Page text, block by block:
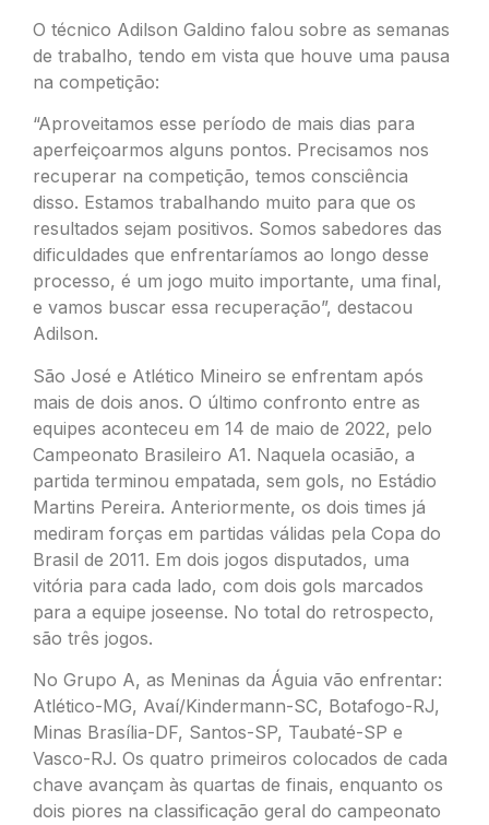
O técnico Adilson Galdino falou sobre as semanas
de trabalho, tendo em vista que houve uma pausa
na competição:
“Aproveitamos esse período de mais dias para
aperfeiçoarmos alguns pontos. Precisamos nos
recuperar na competição, temos consciência
disso. Estamos trabalhando muito para que os
resultados sejam positivos. Somos sabedores das
dificuldades que enfrentaríamos ao longo desse
processo, é um jogo muito importante, uma final,
e vamos buscar essa recuperação”, destacou
Adilson.
São José e Atlético Mineiro se enfrentam após
mais de dois anos. O último confronto entre as
equipes aconteceu em 14 de maio de 2022, pelo
Campeonato Brasileiro A1. Naquela ocasião, a
partida terminou empatada, sem gols, no Estádio
Martins Pereira. Anteriormente, os dois times já
mediram forças em partidas válidas pela Copa do
Brasil de 2011. Em dois jogos disputados, uma
vitória para cada lado, com dois gols marcados
para a equipe joseense. No total do retrospecto,
são três jogos.
No Grupo A, as Meninas da Águia vão enfrentar:
Atlético-MG, Avaí/Kindermann-SC, Botafogo-RJ,
Minas Brasília-DF, Santos-SP, Taubaté-SP e
Vasco-RJ. Os quatro primeiros colocados de cada
chave avançam às quartas de finais, enquanto os
dois piores na classificação geral do campeonato